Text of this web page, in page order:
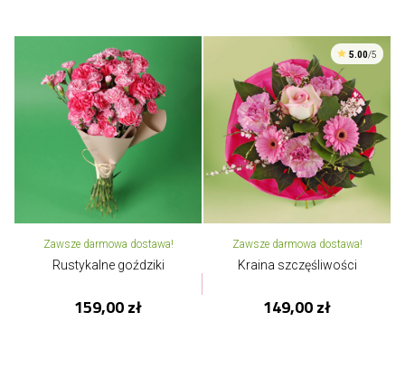
Zawsze darmowa dostawa!
Rustykalne goździki
159,00 zł
5.00/5
Zawsze darmowa dostawa!
Kraina szczęśliwości
149,00 zł